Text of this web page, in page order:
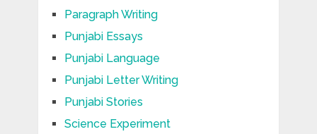
Paragraph Writing
Punjabi Essays
Punjabi Language
Punjabi Letter Writing
Punjabi Stories
Science Experiment